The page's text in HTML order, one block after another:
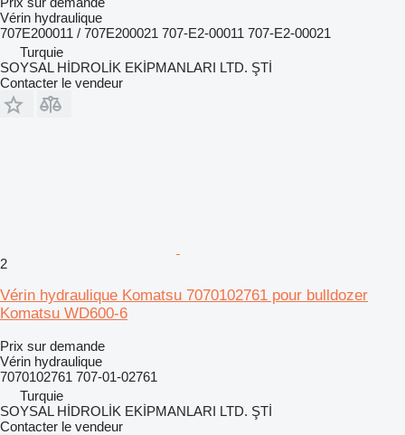
Vérin hydraulique
707E200011 / 707E200021 707-E2-00011 707-E2-00021
Turquie
SOYSAL HİDROLİK EKİPMANLARI LTD. ŞTİ
Contacter le vendeur
2
Vérin hydraulique Komatsu 7070102761 pour bulldozer
Komatsu WD600-6
Prix sur demande
Vérin hydraulique
7070102761 707-01-02761
Turquie
SOYSAL HİDROLİK EKİPMANLARI LTD. ŞTİ
Contacter le vendeur